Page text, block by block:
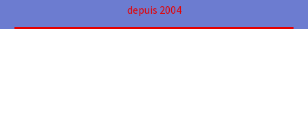
depuis 2004